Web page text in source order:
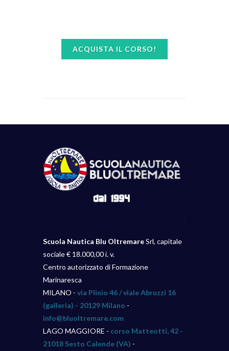
Scuola Nautica Blu OltremareSrl, capitale
sociale € 18.000,00 i. v.
Centro autorizzato di Formazione
Marinaresca
MILANO - via Plinio 46 / viale Abruzzi 16
(galleria) - 20129 Milano -
info@bluoltremare.com
LAGO MAGGIORE - corso Matteotti, 42 -
21018 Sesto Calende (VA) -